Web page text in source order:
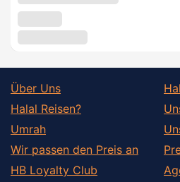
Über Uns
Halal Reisen?
Umrah
Wir passen den Preis an
HB Loyalty Club